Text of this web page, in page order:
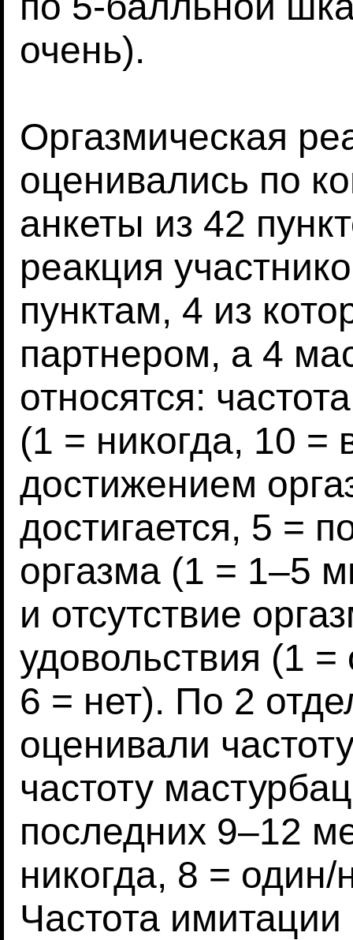
очень).
Оргазмическая
оценивались по
анкеты из 42
реакция
пунктам, 4 из
партнером, а 4
относятся:
(1 = никогда, 10 =
достижением
достигается, 5 =
оргазма (1 = 1–5
и отсутствие
удовольствия (1 =
6 = нет). По 2
оценивали
частоту
последних 9–12
никогда, 8 = один/
Частота